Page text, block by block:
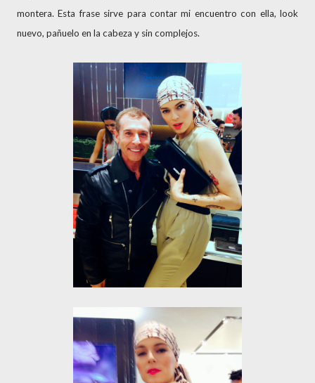
montera. Esta frase sirve para contar mi encuentro con ella, look
nuevo, pañuelo en la cabeza y sin complejos.